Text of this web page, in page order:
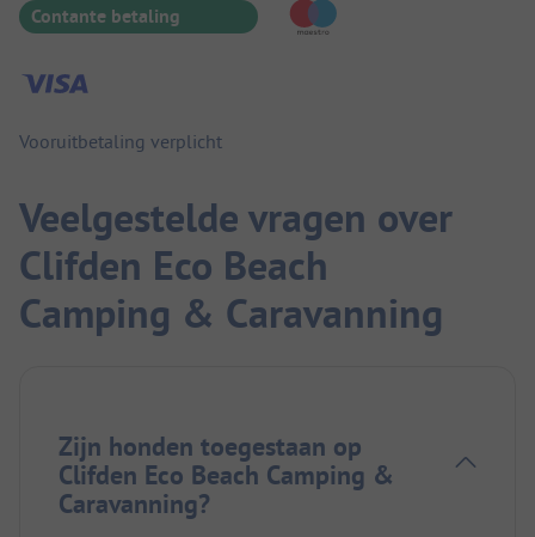
Contante betaling
Vooruitbetaling verplicht
Veelgestelde vragen over
Clifden Eco Beach
Camping & Caravanning
Zijn honden toegestaan op
Clifden Eco Beach Camping &
Caravanning?